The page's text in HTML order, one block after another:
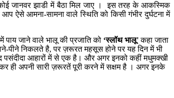
जानवर झाडी में बैठा मिल जाए । इस तरह के आकस्मिक
ऐसे आमना-सामना वाले स्थिति को किसी गंभीर दुर्घटना में
पाय जाने वाले भालू की प्रजाति को ‘स्लॉथ भालू'कहा जाता
पीने निकलते है, पर ज़रूरत महसूस होने पर यह दिन में भी
आहारों में से एक है। और अगर इनको कहीं मधुमक्खी
ही अपनी सारी ज़रूरतें पूरी करने में सक्षम है । अगर इनके